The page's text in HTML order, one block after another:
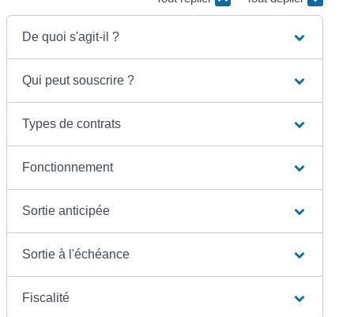
De quoi s'agit-il ?
Qui peut souscrire ?
Types de contrats
Fonctionnement
Sortie anticipée
Sortie à l'échéance
Fiscalité